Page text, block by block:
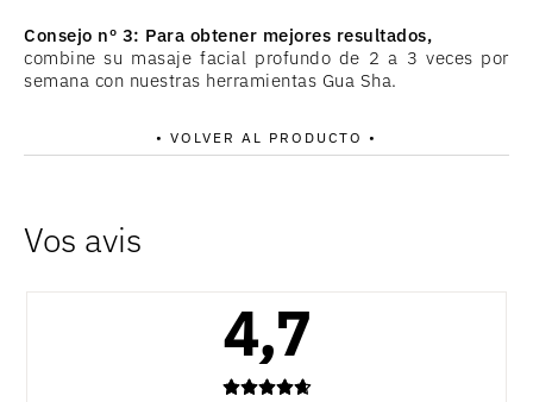
Consejo nº 3: Para obtener mejores resultados,
combine su masaje facial profundo de 2 a 3 veces por
semana con nuestras herramientas Gua Sha.
• VOLVER AL PRODUCTO •
4,7